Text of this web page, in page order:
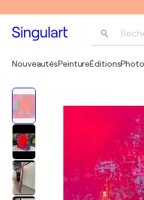
NouveautésPeintureÉditions